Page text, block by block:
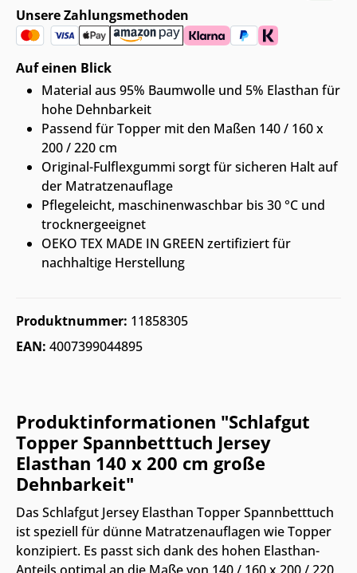
Unsere Zahlungsmethoden
Auf einen Blick
Material aus 95% Baumwolle und 5% Elasthan für
hohe Dehnbarkeit
Passend für Topper mit den Maßen 140 / 160 x
200 / 220 cm
Original-Fulflexgummi sorgt für sicheren Halt auf
der Matratzenauflage
Pflegeleicht, maschinenwaschbar bis 30 °C und
trocknergeeignet
OEKO TEX MADE IN GREEN zertifiziert für
nachhaltige Herstellung
Produktnummer: 11858305
EAN: 4007399044895
Produktinformationen "Schlafgut
Topper Spannbetttuch Jersey
Elasthan 140 x 200 cm große
Dehnbarkeit"
Das Schlafgut Jersey Elasthan Topper Spannbetttuch
ist speziell für dünne Matratzenauflagen wie Topper
konzipiert. Es passt sich dank des hohen Elasthan-